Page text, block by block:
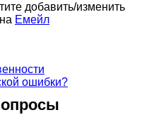
добавить/изменить
Емейл
ошибки?